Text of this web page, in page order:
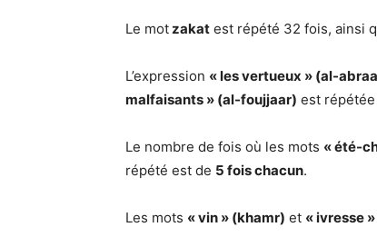
Le motzakat est répété 32 fois, ainsi
L’expression « les vertueux » (al-
malfaisants » (al-foujjaar) est
Le nombre de fois où les mots « été-
répété est de 5 fois chacun.
Les mots « vin » (khamr) et « ivresse